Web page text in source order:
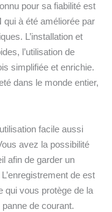
pour sa fiabilité est
qui à été améliorée par
L’installation et
l’utilisation de
simplifiée et enrichie.
dans le monde entier,
facile aussi
avez la possibilité
afin de garder un
de est
qui vous protège de la
de courant.